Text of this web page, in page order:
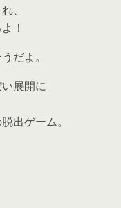
、
！
だよ。
展開に
出ゲーム。